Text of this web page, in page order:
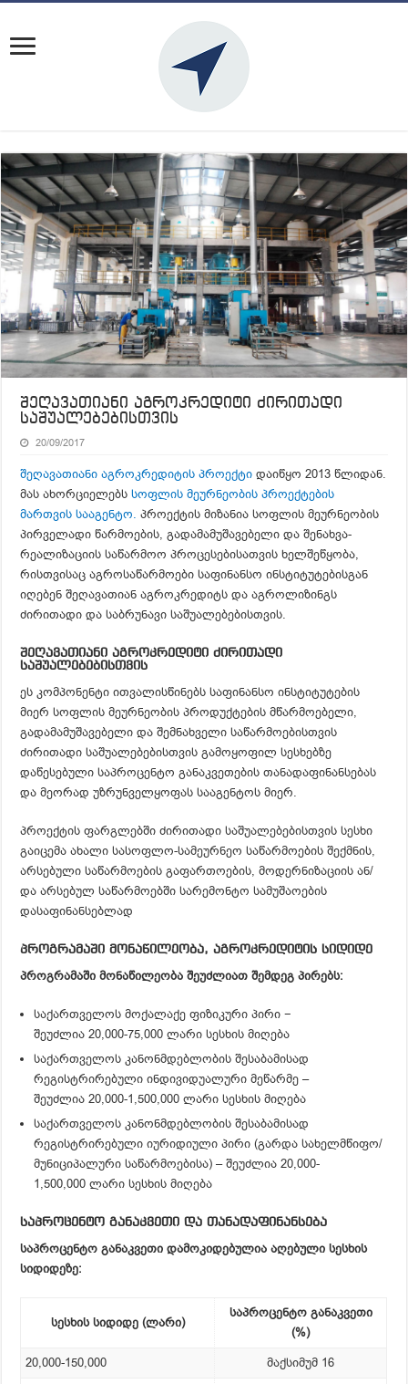
შეღავათიანი აგროკრედიტი ძირითადი
საშუალებებისთვის
20/09/2017
შეღავათიანი აგროკრედიტის პროექტი დაიწყო 2013 წლიდან.
მას ახორციელებსსოფლის მეურნეობის პროექტების
მართვის სააგენტო. პროექტის მიზანია სოფლის მეურნეობის
პირველადი წარმოების, გადამამუშავებელი და შენახვა-
რეალიზაციის საწარმოო პროცესებისათვის ხელშეწყობა,
რისთვისაც აგროსაწარმოები საფინანსო ინსტიტუტებისგან
იღებენ შეღავათიან აგროკრედიტს და აგროლიზინგს
ძირითადი და საბრუნავი საშუალებებისთვის.
შეღავათიანი აგროკრედიტი ძირითადი
საშუალებებისთვის
ეს კომპონენტი ითვალისწინებს საფინანსო ინსტიტუტების
მიერ სოფლის მეურნეობის პროდუქტების მწარმოებელი,
გადამამუშავებელი და შემნახველი საწარმოებისთვის
ძირითადი საშუალებებისთვის გამოყოფილ სესხებზე
დაწესებული საპროცენტო განაკვეთების თანადაფინანსებას
და მეორად უზრუნველყოფას სააგენტოს მიერ.
პროექტის ფარგლებში ძირითადი საშუალებებისთვის სესხი
გაიცემა ახალი სასოფლო-სამეურნეო საწარმოების შექმნის,
არსებული საწარმოების გაფართოების, მოდერნიზაციის ან/
და არსებულ საწარმოებში სარემონტო სამუშაოების
დასაფინანსებლად
პროგრამაში მონაწილეობა, აგროკრედიტის სიდიდე
პროგრამაში მონაწილეობა შეუძლიათ შემდეგ პირებს:
საქართველოს მოქალაქე ფიზიკური პირი −
შეუძლია 20,000-75,000 ლარი სესხის მიღება
საქართველოს კანონმდებლობის შესაბამისად
რეგისტრირებული ინდივიდუალური მეწარმე –
შეუძლია 20,000-1,500,000 ლარი სესხის მიღება
საქართველოს კანონმდებლობის შესაბამისად
რეგისტრირებული იურიდიული პირი (გარდა სახელმწიფო/
მუნიციპალური საწარმოებისა) – შეუძლია 20,000-
1,500,000 ლარი სესხის მიღება
საპროცენტო განაკვეთი და თანადაფინანსება
საპროცენტო განაკვეთი დამოკიდებულია აღებული სესხის
სიდიდეზე:
სესხის სიდიდე (ლარი)
საპროცენტო განაკვეთი
(%)
20,000-150,000
მაქსიმუმ 16